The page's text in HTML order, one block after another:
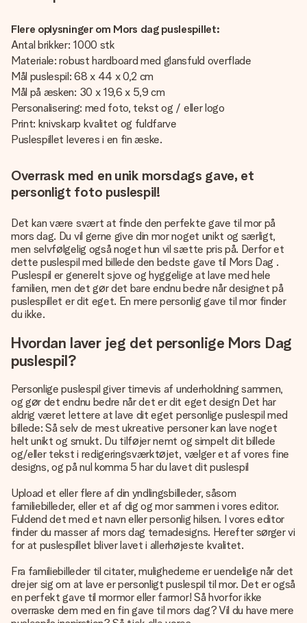
Flere oplysninger om Mors dag puslespillet:
Antal brikker: 1000 stk
Materiale: robust hardboard med glansfuld overflade
Mål puslespil: 68 x 44 x 0,2 cm
Mål på æsken: 30 x 19,6 x 5,9 cm
Personalisering: med foto, tekst og / eller logo
Print: knivskarp kvalitet og fuldfarve
Puslespillet leveres i en fin æske.
Overrask med en unik morsdags gave, et
personligt foto puslespil!
Det kan være svært at finde den perfekte gave til mor på
mors dag. Du vil gerne give din mor noget unikt og særligt,
men selvfølgelig også noget hun vil sætte pris på. Derfor et
dettepuslespil med billede den bedste gave til Mors Dag .
Puslespil er generelt sjove og hyggelige at lave med hele
familien, men det gør det bare endnu bedre når designet på
puslespillet er dit eget. En mere personlig gave til mor finder
du ikke.
Hvordan laver jeg det personlige Mors Dag
puslespil?
Personlige puslespil giver timevis af underholdning sammen,
og gør det endnu bedre når det er dit eget design Det har
aldrig været lettere at lave dit eget personlige puslespil med
billede: Så selv de mest ukreative personer kan lave noget
helt unikt og smukt. Du tilføjer nemt og simpelt dit billede
og/eller tekst i redigeringsværktøjet, vælger et af vores fine
designs, og på nul komma 5 har du lavet dit puslespil
Upload et eller flere af din yndlingsbilleder, såsom
familiebilleder, eller et af dig og mor sammen i vores editor.
Fuldend det med et navn eller personlig hilsen. I vores editor
finder du masser af mors dag temadesigns. Herefter sørger vi
for at puslespillet bliver lavet i allerhøjeste kvalitet.
Fra familiebilleder til citater, mulighederne er uendelige når det
drejer sig om at lave er personligt puslespil til mor. Det er også
en perfekt gave til mormor eller farmor! Så hvorfor ikke
overraske dem med en fin gave til mors dag? Vil du have mere